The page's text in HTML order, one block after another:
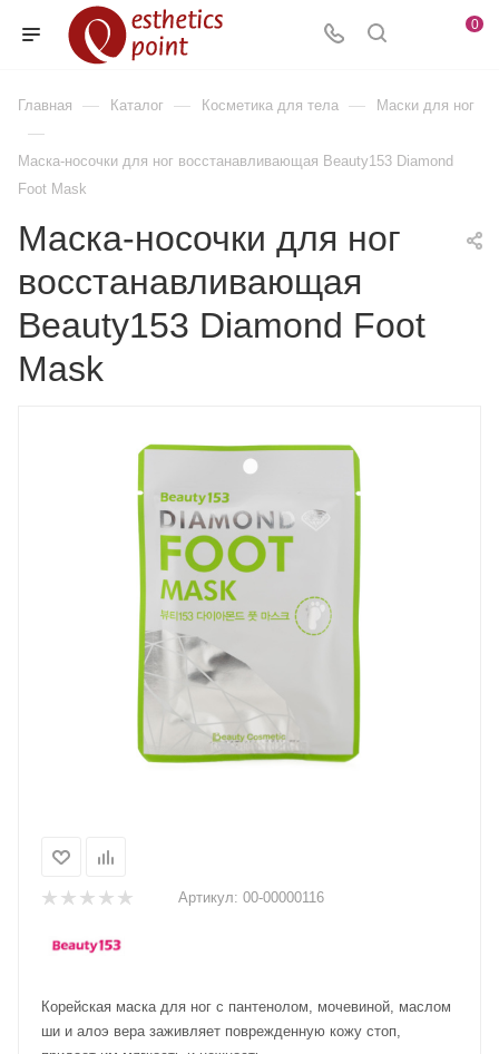
0
Главная — Каталог — Косметика для тела — Маски для ног
—
Маска-носочки для ног восстанавливающая Beauty153 Diamond
Foot Mask
Маска-носочки для ног
восстанавливающая
Beauty153 Diamond Foot
Mask
Артикул: 00-00000116
Корейская маска для ног с пантенолом, мочевиной, маслом
ши и алоэ вера заживляет поврежденную кожу стоп,